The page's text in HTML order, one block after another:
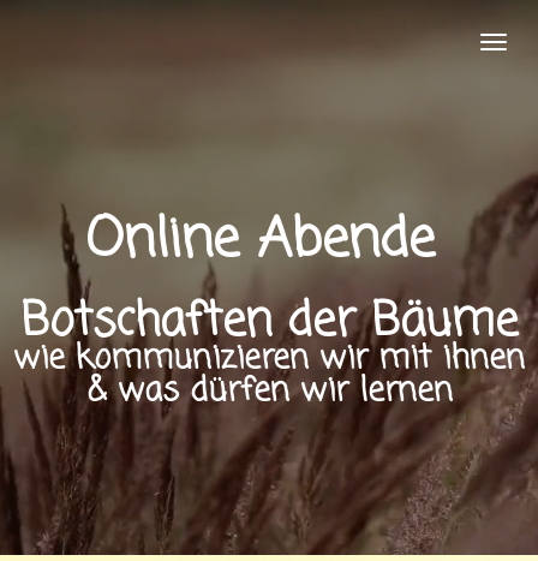
Online Abende
Botschaften der Bäume
wie kommunizieren wir mit ihnen
& was dürfen wir lernen